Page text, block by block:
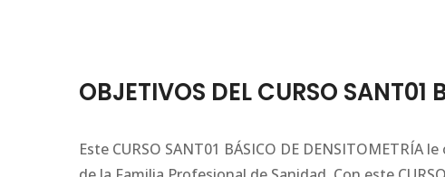
OBJETIVOS DEL CURSO SANT01
Este CURSO SANT01 BÁSICO DE